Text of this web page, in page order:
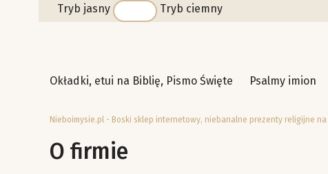
Tryb jasny Tryb ciemny
Okładki, etui na Biblię, Pismo Święte Psalmy imion
Nieboimysie.pl - Boski sklep internetowy, niebanalne prezenty religijne na
O firmie